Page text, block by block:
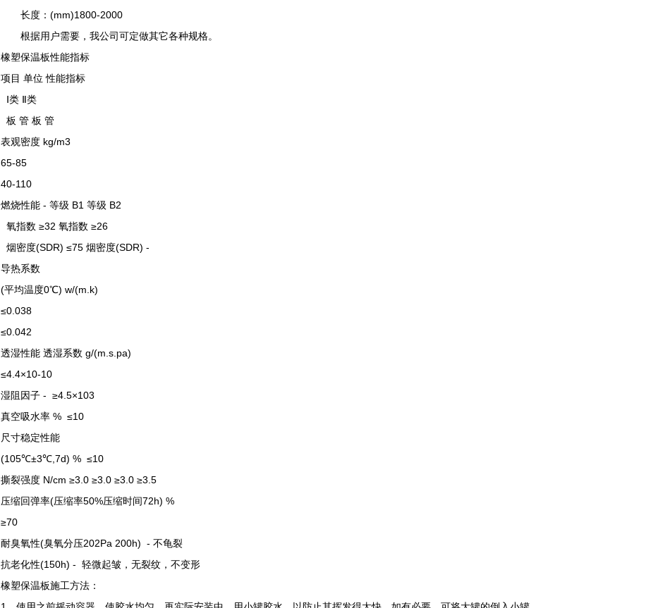
长度：(mm)1800-2000
根据用户需要，我公司可定做其它各种规格。
橡塑保温板性能指标
项目 单位 性能指标
Ⅰ类 Ⅱ类
板 管 板 管
表观密度 kg/m3
65-85
40-110
燃烧性能 - 等级 B1 等级 B2
氧指数 ≥32 氧指数 ≥26
烟密度(SDR) ≤75 烟密度(SDR) -
导热系数
(平均温度0℃) w/(m.k)
≤0.038
≤0.042
透湿性能 透湿系数 g/(m.s.pa)
≤4.4×10-10
湿阻因子 - ≥4.5×103
真空吸水率 % ≤10
尺寸稳定性能
(105℃±3℃,7d) % ≤10
撕裂强度 N/cm ≥3.0 ≥3.0 ≥3.0 ≥3.5
压缩回弹率(压缩率50%压缩时间72h) %
≥70
耐臭氧性(臭氧分压202Pa 200h) - 不龟裂
抗老化性(150h) - 轻微起皱，无裂纹，不变形
橡塑保温板施工方法：